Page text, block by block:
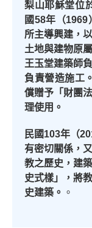
梨山耶穌堂位
國58年（1969
所主導興建，
土地與建物原
王玉堂建築師
負責營造施工
償贈予「財團
理使用。
民國103年（
有密切關係，
教之歷史，建
史式樣」，將
史建築。 。